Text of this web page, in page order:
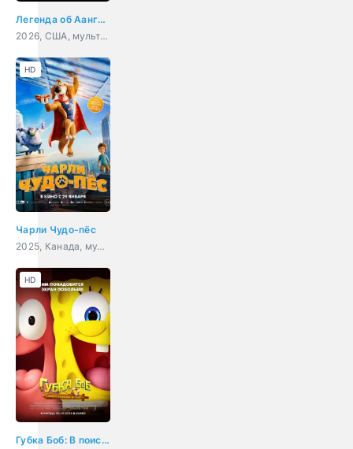
Легенда об Аанге: Последний маг воздуха
2026, США, мультфильм, фэнтези, боевик, детектив, приключения, семейный
Чарли Чудо-пёс
2025, Канада, мультфильм, комедия, фантастика
HD
Губка Боб: В поисках квадратных штанов
HD